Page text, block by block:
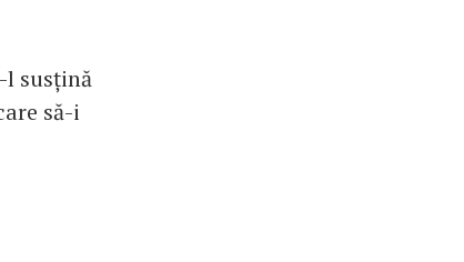
l susțină
să-i